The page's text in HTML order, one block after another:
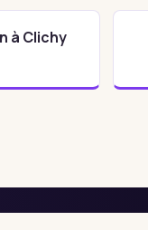
à Clichy